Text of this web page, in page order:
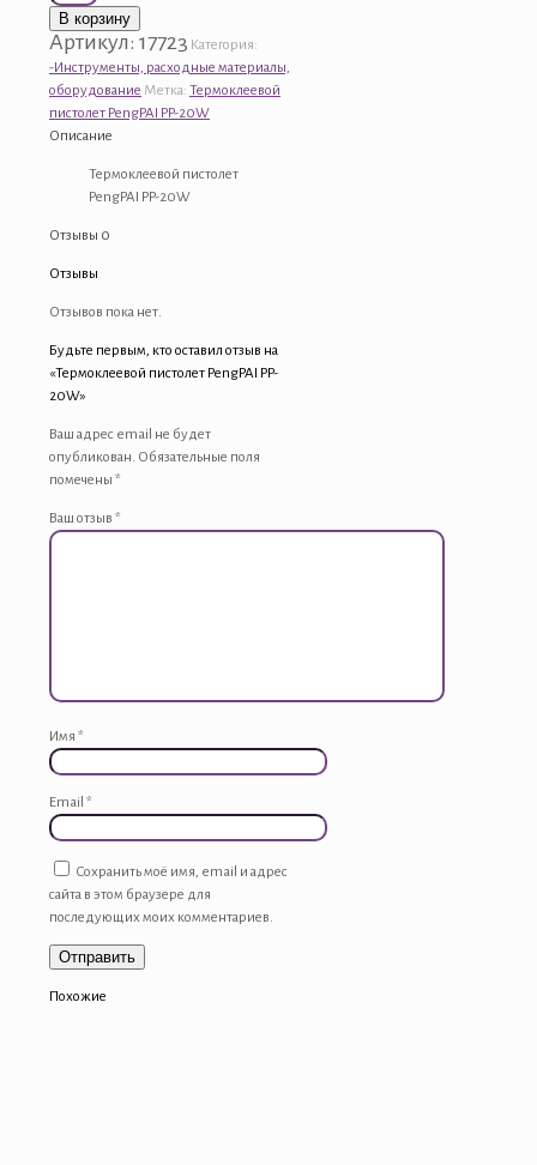
товара
Термоклеевой
пистолет
PengPAI
20W
В корзину
Артикул: 17723 Категория:
-Инструменты, расходные материалы,
оборудование Метка: Термоклеевой
пистолет PengPAI PP-20W
Описание
Термоклеевой пистолет
PengPAI PP-20W
Отзывы 0
Отзывы
Отзывов пока нет.
Будьте первым, кто оставил отзыв на
«Термоклеевой пистолет PengPAI PP-
20W»
Ваш адрес email не будет
опубликован. Обязательные поля
помечены *
Ваш отзыв *
Имя *
Email *
Сохранить моё имя, email и адрес
сайта в этом браузере для
последующих моих комментариев.
Похожие